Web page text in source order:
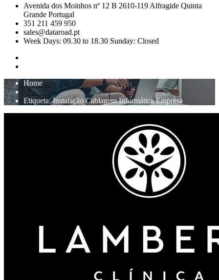
Avenida dos Moinhos nº 12 B 2610-119 Alfragide Quinta
Grande Portugal
351 211 459 950
sales@dataroad.pt
Week Days: 09.30 to 18.30 Sunday: Closed
Home
Etiqueta:Instalação Cablagem Informática Empresa